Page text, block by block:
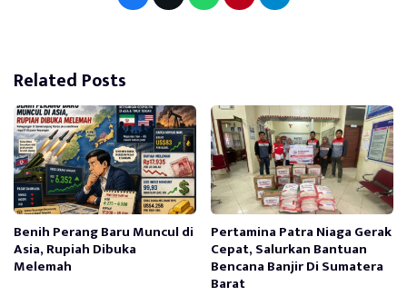
Related Posts
Benih Perang Baru Muncul di
Asia, Rupiah Dibuka
Melemah
Pertamina Patra Niaga Gerak
Cepat, Salurkan Bantuan
Bencana Banjir Di Sumatera
Barat